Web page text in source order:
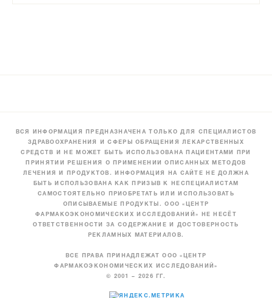
ВСЯ ИНФОРМАЦИЯ ПРЕДНАЗНАЧЕНА ТОЛЬКО ДЛЯ СПЕЦИАЛИСТОВ
ЗДРАВООХРАНЕНИЯ И СФЕРЫ ОБРАЩЕНИЯ ЛЕКАРСТВЕННЫХ
СРЕДСТВ И НЕ МОЖЕТ БЫТЬ ИСПОЛЬЗОВАНА ПАЦИЕНТАМИ ПРИ
ПРИНЯТИИ РЕШЕНИЯ О ПРИМЕНЕНИИ ОПИСАННЫХ МЕТОДОВ
ЛЕЧЕНИЯ И ПРОДУКТОВ. ИНФОРМАЦИЯ НА САЙТЕ НЕ ДОЛЖНА
БЫТЬ ИСПОЛЬЗОВАНА КАК ПРИЗЫВ К НЕСПЕЦИАЛИСТАМ
САМОСТОЯТЕЛЬНО ПРИОБРЕТАТЬ ИЛИ ИСПОЛЬЗОВАТЬ
ОПИСЫВАЕМЫЕ ПРОДУКТЫ. ООО «ЦЕНТР
ФАРМАКОЭКОНОМИЧЕСКИХ ИССЛЕДОВАНИЙ» НЕ НЕСЁТ
ОТВЕТСТВЕННОСТИ ЗА СОДЕРЖАНИЕ И ДОСТОВЕРНОСТЬ
РЕКЛАМНЫХ МАТЕРИАЛОВ.
ВСЕ ПРАВА ПРИНАДЛЕЖАТ ООО «ЦЕНТР
ФАРМАКОЭКОНОМИЧЕСКИХ ИССЛЕДОВАНИЙ»
© 2001 – 2026 ГГ.